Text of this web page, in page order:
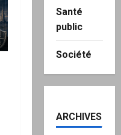
Santé
public
Société
ARCHIVES